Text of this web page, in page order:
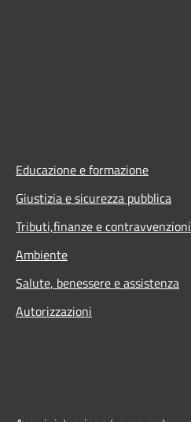
Educazione e formazione
Giustizia e sicurezza pubblica
Tributi,finanze e contravvenzioni
Ambiente
Salute, benessere e assistenza
Autorizzazioni